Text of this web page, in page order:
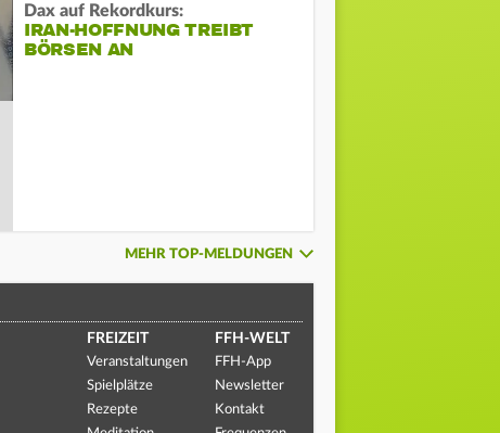
Dax auf Rekordkurs:
IRAN-HOFFNUNG TREIBT
BÖRSEN AN
MEHR TOP-MELDUNGEN
FREIZEIT
Veranstaltungen
Spielplätze
Rezepte
FFH-WELT
FFH-App
Newsletter
Kontakt